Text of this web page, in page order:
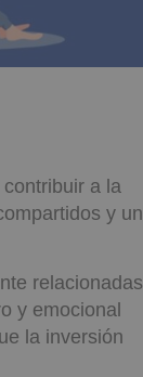
a la
y un
relacionadas
y emocional
la inversión